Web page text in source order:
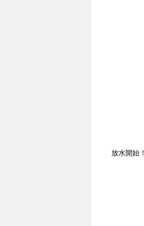
放水開始！